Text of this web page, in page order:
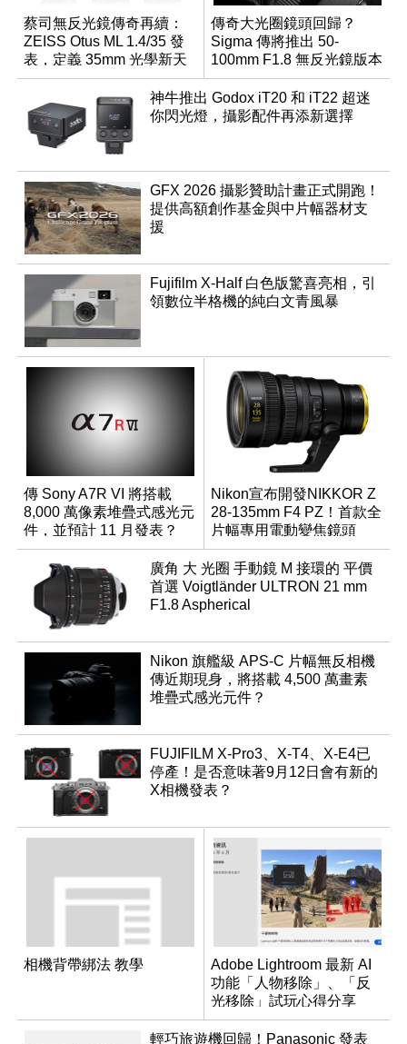
蔡司無反光鏡傳奇再續：
ZEISS Otus ML 1.4/35 發
表，定義 35mm 光學新天
花板
傳奇大光圈鏡頭回歸？
Sigma 傳將推出 50-
100mm F1.8 無反光鏡版本
神牛推出 Godox iT20 和 iT22 超迷
你閃光燈，攝影配件再添新選擇
GFX 2026 攝影贊助計畫正式開跑！
提供高額創作基金與中片幅器材支
援
Fujifilm X-Half 白色版驚喜亮相，引
領數位半格機的純白文青風暴
傳 Sony A7R VI 將搭載
8,000 萬像素堆疊式感光元
件，並預計 11 月發表？
Nikon宣布開發NIKKOR Z
28-135mm F4 PZ！首款全
片幅專用電動變焦鏡頭
廣角 大 光圈 手動鏡 M 接環的 平價
首選 Voigtländer ULTRON 21 mm
F1.8 Aspherical
Nikon 旗艦級 APS-C 片幅無反相機
傳近期現身，將搭載 4,500 萬畫素
堆疊式感光元件？
FUJIFILM X-Pro3、X-T4、X-E4已
停產！是否意味著9月12日會有新的
X相機發表？
相機背帶綁法 教學
Adobe Lightroom 最新 AI
功能「人物移除」、「反
光移除」試玩心得分享
輕巧旅遊機回歸！Panasonic 發表